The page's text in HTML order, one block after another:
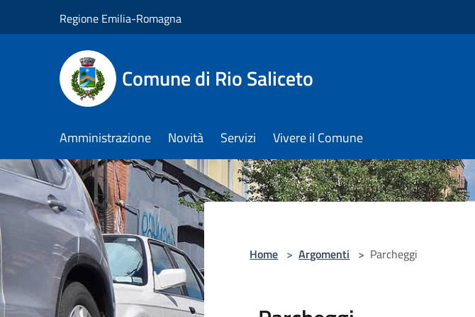
Regione Emilia-Romagna
Comune di Rio Saliceto
Amministrazione Novità Servizi Vivere il Comune
Home > Argomenti > Parcheggi